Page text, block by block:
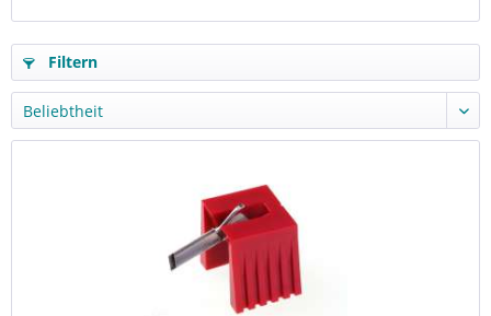
Filtern